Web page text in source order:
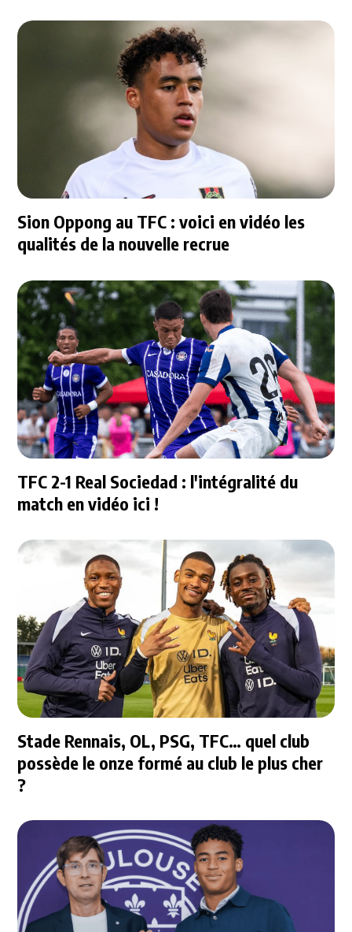
Sion Oppong au TFC : voici en vidéo les
qualités de la nouvelle recrue
TFC 2-1 Real Sociedad : l'intégralité du
match en vidéo ici !
Stade Rennais, OL, PSG, TFC… quel club
possède le onze formé au club le plus cher
?